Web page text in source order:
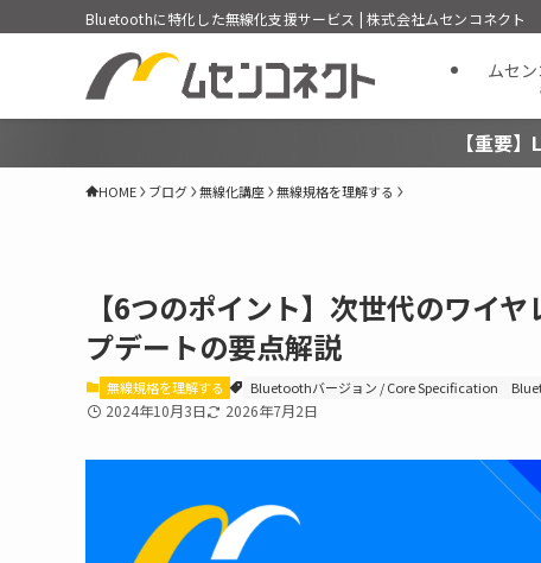
Bluetoothに特化した無線化支援サービス | 株式会社ムセンコネクト
ムセ
【重要
HOME ブログ 無線化講座 無線規格を理解する
【6つのポイント】次世代のワイ
プデートの要点解説
無線規格を理解する Bluetoothバージョン / Core Specification
2024年10月3日 2026年7月2日